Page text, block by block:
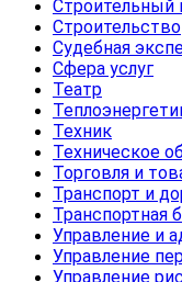
Строительный
Строительство
Судебная
Сфера услуг
Театр
Техник
Техническое
Торговля и
Транспорт и
Транспортная
Управление и
Управление
Управление